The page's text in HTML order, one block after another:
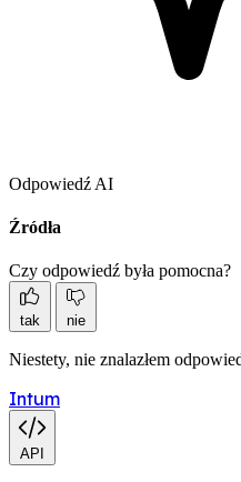
Odpowiedź AI
Źródła
Czy odpowiedź była pomocna?
tak nie
Niestety, nie znalazłem
Intum
API